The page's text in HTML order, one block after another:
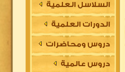
السلاسل العلمية
الدورات العلمية
دروس ومحاضرات
دروس عالمية